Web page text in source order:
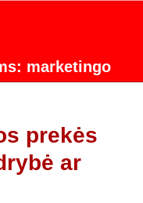
marketingo
prekės
ar